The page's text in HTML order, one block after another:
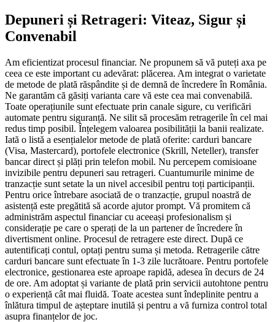
Depuneri și Retrageri: Viteaz, Sigur și
Convenabil
Am eficientizat procesul financiar. Ne propunem să vă puteți axa pe
ceea ce este important cu adevărat: plăcerea. Am integrat o varietate
de metode de plată răspândite și de demnă de încredere în România.
Ne garantăm că găsiți varianta care vă este cea mai convenabilă.
Toate operațiunile sunt efectuate prin canale sigure, cu verificări
automate pentru siguranță. Ne silit să procesăm retragerile în cel mai
redus timp posibil. Înțelegem valoarea posibilității la banii realizate.
Iată o listă a esențialelor metode de plată oferite: carduri bancare
(Visa, Mastercard), portofele electronice (Skrill, Neteller), transfer
bancar direct și plăți prin telefon mobil. Nu percepem comisioane
invizibile pentru depuneri sau retrageri. Cuantumurile minime de
tranzacție sunt setate la un nivel accesibil pentru toți participanții.
Pentru orice întrebare asociată de o tranzacție, grupul noastră de
asistență este pregătită să acorde ajutor prompt. Vă promitem că
administrăm aspectul financiar cu aceeași profesionalism și
considerație pe care o sperați de la un partener de încredere în
divertisment online. Procesul de retragere este direct. După ce
autentificați contul, optați pentru suma și metoda. Retragerile către
carduri bancare sunt efectuate în 1-3 zile lucrătoare. Pentru portofele
electronice, gestionarea este aproape rapidă, adesea în decurs de 24
de ore. Am adoptat și variante de plată prin servicii autohtone pentru
o experiență cât mai fluidă. Toate acestea sunt îndeplinite pentru a
înlătura timpul de așteptare inutilă și pentru a vă furniza control total
asupra finanțelor de joc.